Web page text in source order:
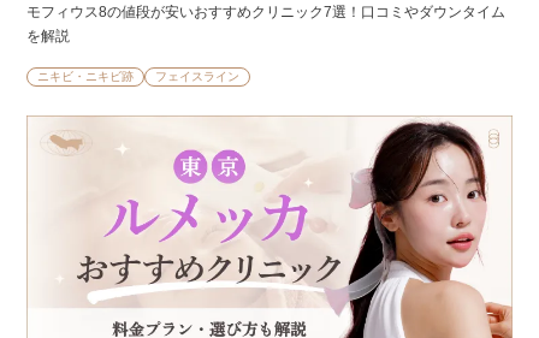
モフィウス8の値段が安いおすすめクリニック7選！口コミやダウンタイム
を解説
ニキビ・ニキビ跡 フェイスライン